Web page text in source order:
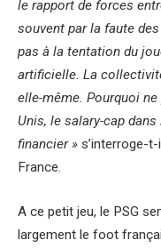
le rapport de forces
souvent par la faute
pas à la tentation du
artificielle. La
elle-même. Pourquoi
Unis, le salary-cap
financier » s’interroge-t-
France.
A ce petit jeu, le PSG
largement le foot